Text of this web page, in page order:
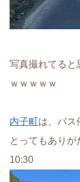
写真撮れてると
ｗｗｗｗｗ
内子町は、バス
とってもありが
10:30